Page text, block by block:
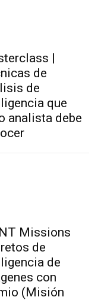
|
de
de
que
analista debe
Missions
de
de
con
(Misión